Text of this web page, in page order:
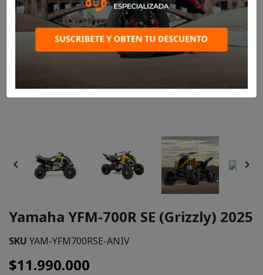
 
Yamaha YFM-700R SE (Grizzly) 2025
SKU YAM-YFM700RSE-ANIV
$11.990.000